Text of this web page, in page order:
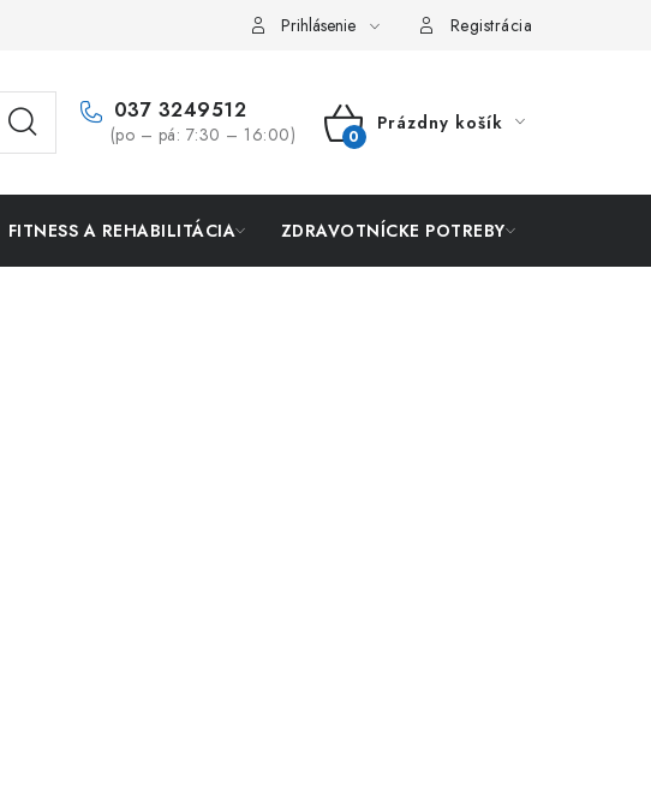
Prihlásenie Registrácia
037 3249512
(po – pá: 7:30 – 16:00)
NÁKUPNÝ
Prázdny košík
FITNESS A REHABILITÁCIA ZDRAVOTNÍCKE POTREBY